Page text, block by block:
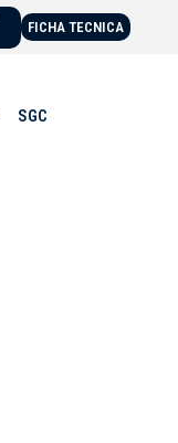
FICHA TECNICA
SGC